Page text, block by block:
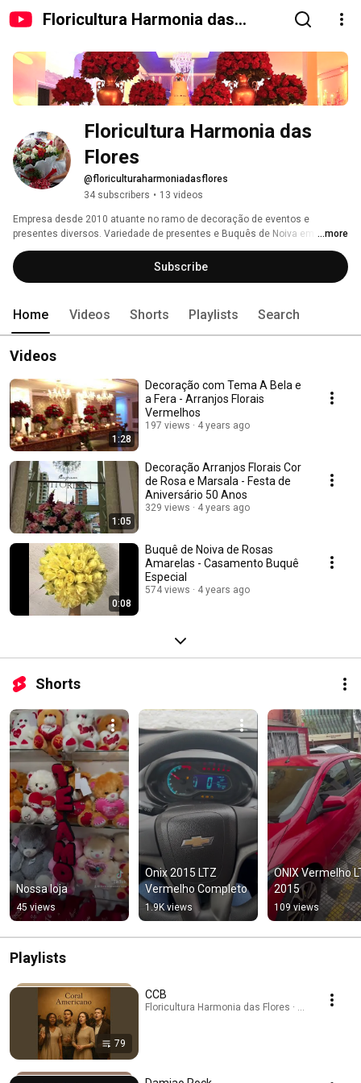
Floricultura Harmonia das
Floricultura Harmonia das
Flores
@floriculturaharmoniadasflores
34 subscribers • 13 videos
Empresa desde 2010 atuante no ramo de decoração de eventos e
presentes diversos. Variedade de presentes e Buquês de Noiva em nossa
loja física e virtual.
...more
Subscribe
Home Videos Shorts Playlists Search
Videos
1:28
Decoração com Tema A Bela e
a Fera - Arranjos Florais
Vermelhos
197 views 4 years ago
1:05
Decoração Arranjos Florais Cor
de Rosa e Marsala - Festa de
Aniversário 50 Anos
329 views 4 years ago
0:08
Buquê de Noiva de Rosas
Amarelas - Casamento Buquê
Especial
574 views 4 years ago
Shorts
Nossa loja
45 views
Onix 2015 LTZ
Vermelho Completo
1.9K views
ONIX Vermelho
2015
109 views
Playlists
79
CCB
Floricultura Harmonia das Flores · Playlist